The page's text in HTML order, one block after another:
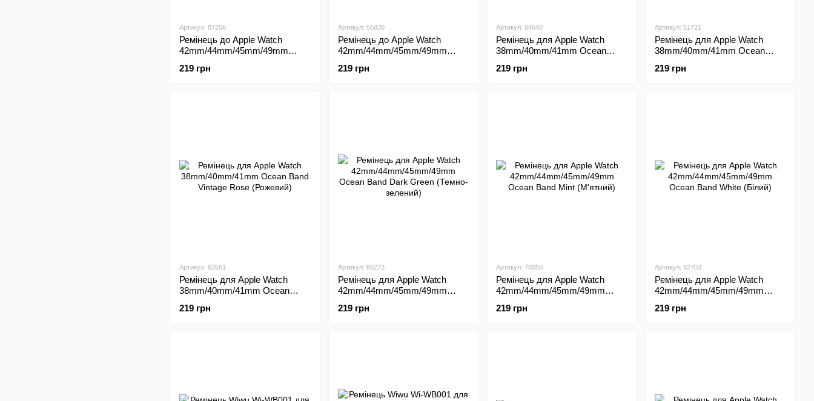
Артикул: 87256
Ремінець до Apple Watch
42mm/44mm/45mm/49mm
219 грн
Артикул: 55830
Ремінець до Apple Watch
42mm/44mm/45mm/49mm
зелений)
219 грн
Артикул: 84640
Ремінець для Apple Watch
38mm/40mm/41mm Ocean
219 грн
Артикул: 51721
Ремінець для Apple Watch
38mm/40mm/41mm Ocean
219 грн
Артикул: 63561
Ремінець для Apple Watch
38mm/40mm/41mm Ocean
219 грн
Артикул: 86273
Ремінець для Apple Watch
42mm/44mm/45mm/49mm
(Темно-зелений)
219 грн
Артикул: 78050
Ремінець для Apple Watch
42mm/44mm/45mm/49mm
219 грн
Артикул: 82703
Ремінець для Apple Watch
42mm/44mm/45mm/49mm
219 грн